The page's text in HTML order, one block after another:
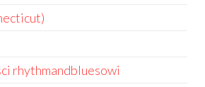
rhythmandbluesowi